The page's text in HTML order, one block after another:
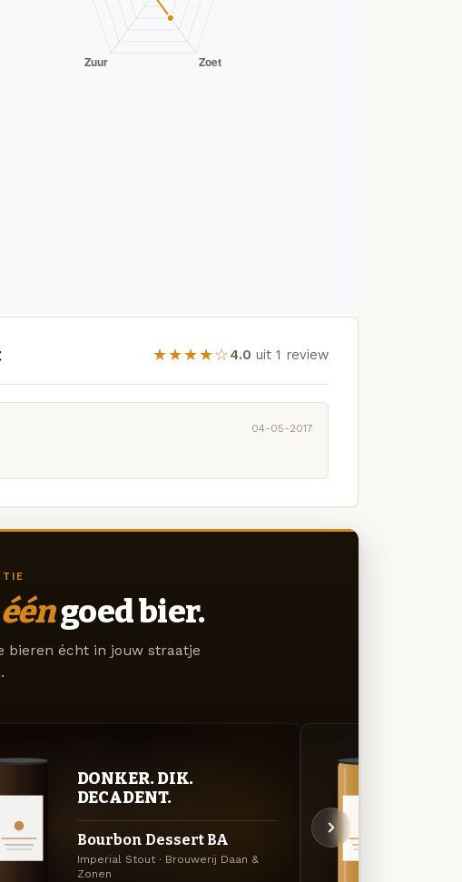
★★★★☆4.0 uit 1 review
04-05-2017
ééngoed bier.
bieren écht in jouw straatje
DONKER. DIK.
DECADENT.
Bourbon Dessert BA
Imperial Stout · Brouwerij Daan &
Zonen